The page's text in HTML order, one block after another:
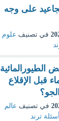
على وجه
في تصنيف علوم
الطيورالمائية
قبل الإقلاع
في تصنيف عالم
أسئلة ترند